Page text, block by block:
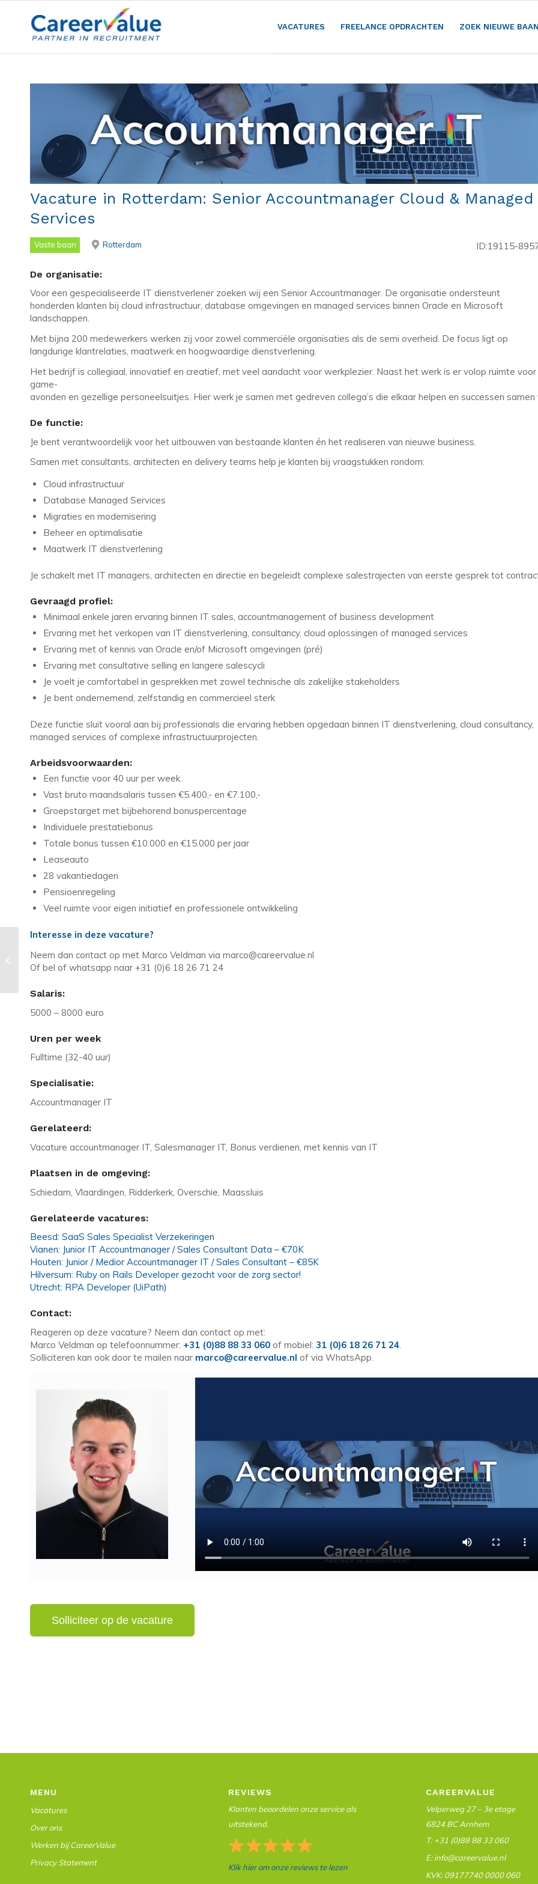
VACATURES FREELANCE OPDRACHTEN ZOEK NIEUWE BAAN
Vacature in Rotterdam: Senior Accountmanager Cloud & Managed
Services
Vaste baan Rotterdam ID:19115-
De organisatie:
Voor een gespecialiseerde IT dienstverlener zoeken wij een Senior Accountmanager. De organisatie ondersteunt
honderden klanten bij cloud infrastructuur, database omgevingen en managed services binnen Oracle en Microsoft
landschappen.
Met bijna 200 medewerkers werken zij voor zowel commerciële organisaties als de semi overheid. De focus ligt op
langdurige klantrelaties, maatwerk en hoogwaardige dienstverlening.
Het bedrijf is collegiaal, innovatief en creatief, met veel aandacht voor werkplezier. Naast het werk is er volop ruimte
game-
avonden en gezellige personeelsuitjes. Hier werk je samen met gedreven collega’s die elkaar helpen en successen samen
De functie:
Je bent verantwoordelijk voor het uitbouwen van bestaande klanten én het realiseren van nieuwe business.
Samen met consultants, architecten en delivery teams help je klanten bij vraagstukken rondom:
Cloud infrastructuur
Database Managed Services
Migraties en modernisering
Beheer en optimalisatie
Maatwerk IT dienstverlening
Je schakelt met IT managers, architecten en directie en begeleidt complexe salestrajecten van eerste gesprek tot
Gevraagd profiel:
Minimaal enkele jaren ervaring binnen IT sales, accountmanagement of business development
Ervaring met het verkopen van IT dienstverlening, consultancy, cloud oplossingen of managed services
Ervaring met of kennis van Oracle en/of Microsoft omgevingen (pré)
Ervaring met consultative selling en langere salescycli
Je voelt je comfortabel in gesprekken met zowel technische als zakelijke stakeholders
Je bent ondernemend, zelfstandig en commercieel sterk
Deze functie sluit vooral aan bij professionals die ervaring hebben opgedaan binnen IT dienstverlening, cloud consultancy,
managed services of complexe infrastructuurprojecten.
Arbeidsvoorwaarden:
Een functie voor 40 uur per week.
Vast bruto maandsalaris tussen €5.400,- en €7.100,-
Groepstarget met bijbehorend bonuspercentage
Individuele prestatiebonus
Totale bonus tussen €10.000 en €15.000 per jaar
Leaseauto
28 vakantiedagen
Pensioenregeling
Veel ruimte voor eigen initiatief en professionele ontwikkeling
Interesse in deze vacature?
Neem dan contact op met Marco Veldman via marco@careervalue.nl
Of bel of whatsapp naar +31 (0)6 18 26 71 24
Salaris:
5000 – 8000 euro
Uren per week
Fulltime (32-40 uur)
Specialisatie:
Accountmanager IT
Gerelateerd:
Vacature accountmanager IT, Salesmanager IT, Bonus verdienen, met kennis van IT
Plaatsen in de omgeving:
Schiedam, Vlaardingen, Ridderkerk, Overschie, Maassluis
Gerelateerde vacatures:
Beesd: SaaS Sales Specialist Verzekeringen
Vianen: Junior IT Accountmanager / Sales Consultant Data – €70K
Houten: Junior / Medior Accountmanager IT / Sales Consultant – €85K
Hilversum: Ruby on Rails Developer gezocht voor de zorg sector!
Utrecht: RPA Developer (UiPath)
Contact:
Reageren op deze vacature? Neem dan contact op met:
Marco Veldman op telefoonnummer: +31 (0)88 88 33 060 of mobiel: 31 (0)6 18 26 71 24.
Solliciteren kan ook door te mailen naar marco@careervalue.nl of via WhatsApp.
MENU
Vacatures
Over ons
Werken bij CareerValue
Privacy Statement
REVIEWS
Klanten beoordelen onze service als
uitstekend.
Klik hier om onze reviews te lezen
CAREERVALUE
Velperweg 27 – 3e etage
6824 BC Arnhem
T: +31 (0)88 88 33 060
E: info@careervalue.nl
KVK: 09177740 0000 060
Vacature in Westervoort: Senior
PHP ontwikkelaar (Topwerkgever!)